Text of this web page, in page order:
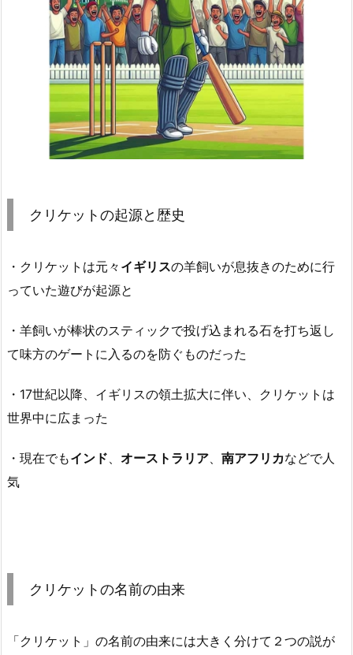
クリケットの起源と歴史
・クリケットは元々 イギリスの羊飼いが息抜きのために行
っていた遊びが起源と
・羊飼いが棒状のスティックで投げ込まれる石を打ち返し
て味方のゲートに入るのを防ぐものだった
・17世紀以降、イギリスの領土拡大に伴い、クリケットは
世界中に広まった
・現在でもインド オーストラリア 南アフリカなどで人
気
クリケットの名前の由来
「クリケット」の名前の由来には大きく分けて２つの説が